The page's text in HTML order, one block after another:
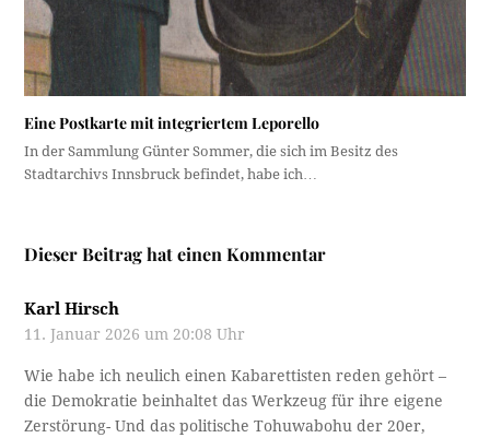
Eine Postkarte mit integriertem Leporello
In der Sammlung Günter Sommer, die sich im Besitz des
Stadtarchivs Innsbruck befindet, habe ich…
Dieser Beitrag hat einen Kommentar
Karl Hirsch
11. Januar 2026 um 20:08 Uhr
Wie habe ich neulich einen Kabarettisten reden gehört –
die Demokratie beinhaltet das Werkzeug für ihre eigene
Zerstörung- Und das politische Tohuwabohu der 20er,